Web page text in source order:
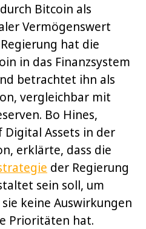
Bitcoin als
Vermögenswert
hat die
in das Finanzsystem
betrachtet ihn als
vergleichbar mit
Bo Hines,
Digital Assets in der
erklärte, dass die
der Regierung
sein soll, um
keine Auswirkungen
Prioritäten hat.